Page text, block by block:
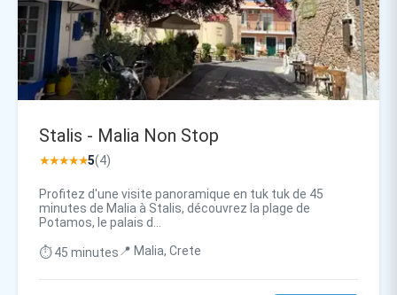
Stalis - Malia Non Stop
★★★★★5(4)
Profitez d'une visite panoramique en tuk tuk de 45
minutes de Malia à Stalis, découvrez la plage de
Potamos, le palais d...
⏱️ 45 minutes📍 Malia, Crete